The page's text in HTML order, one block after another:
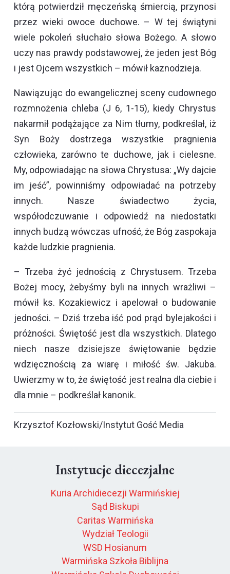
którą potwierdził męczeńską śmiercią, przynosi
przez wieki owoce duchowe. – W tej świątyni
wiele pokoleń słuchało słowa Bożego. A słowo
uczy nas prawdy podstawowej, że jeden jest Bóg
i jest Ojcem wszystkich – mówił kaznodzieja.
Nawiązując do ewangelicznej sceny cudownego
rozmnożenia chleba (J 6, 1-15), kiedy Chrystus
nakarmił podążające za Nim tłumy, podkreślał, iż
Syn Boży dostrzega wszystkie pragnienia
człowieka, zarówno te duchowe, jak i cielesne.
My, odpowiadając na słowa Chrystusa: „Wy dajcie
im jeść”, powinniśmy odpowiadać na potrzeby
innych. Nasze świadectwo życia,
współodczuwanie i odpowiedź na niedostatki
innych budzą wówczas ufność, że Bóg zaspokaja
każde ludzkie pragnienia.
– Trzeba żyć jednością z Chrystusem. Trzeba
Bożej mocy, żebyśmy byli na innych wrażliwi –
mówił ks. Kozakiewicz i apelował o budowanie
jedności. – Dziś trzeba iść pod prąd bylejakości i
próżności. Świętość jest dla wszystkich. Dlatego
niech nasze dzisiejsze świętowanie będzie
wdzięcznością za wiarę i miłość św. Jakuba.
Uwierzmy w to, że świętość jest realna dla ciebie i
dla mnie – podkreślał kanonik.
Krzysztof Kozłowski/Instytut Gość Media
Instytucje diecezjalne
Kuria Archidiecezji Warmińskiej
Sąd Biskupi
Caritas Warmińska
Wydział Teologii
WSD Hosianum
Warmińska Szkoła Biblijna